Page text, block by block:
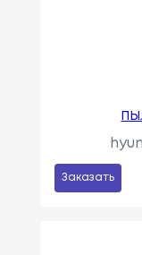
Заказать